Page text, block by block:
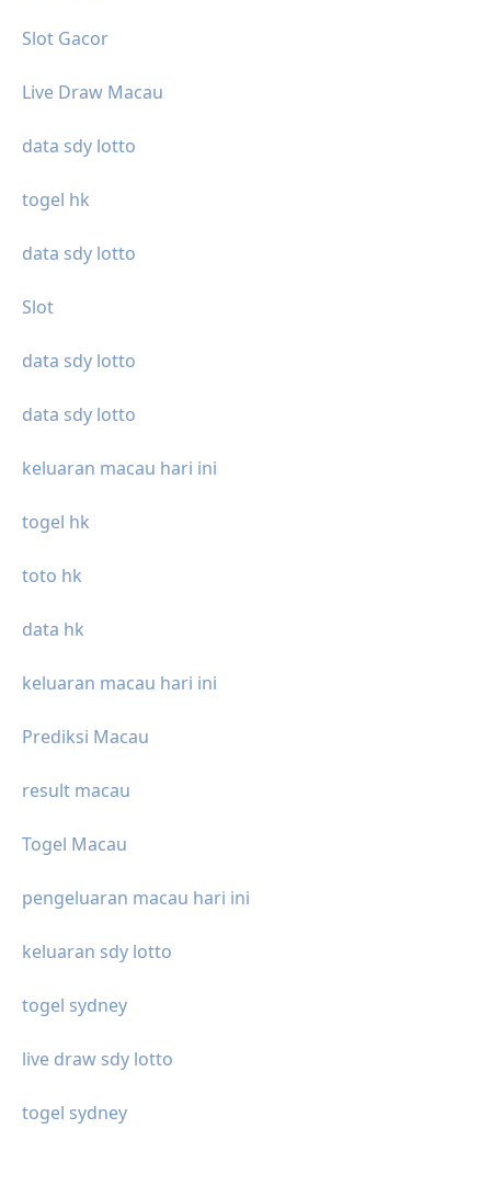
Slot Gacor
Live Draw Macau
data sdy lotto
togel hk
data sdy lotto
Slot
data sdy lotto
data sdy lotto
keluaran macau hari ini
togel hk
toto hk
data hk
keluaran macau hari ini
Prediksi Macau
result macau
Togel Macau
pengeluaran macau hari ini
keluaran sdy lotto
togel sydney
live draw sdy lotto
togel sydney